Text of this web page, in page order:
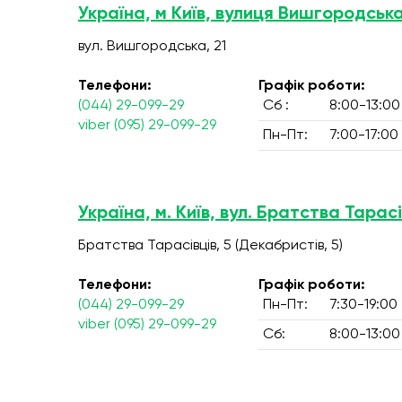
Україна, м Київ, вулиця
вул. Вишгородська, 21
Телефони:
(044) 29-099-29
viber (095) 29-099-29
Графік роботи:
Сб :
8:00-13:00
Пн-Пт: 7:00-17:00
Україна, м. Київ, вул. Братства
Братства Тарасівців, 5 (Декабристів, 5)
Телефони:
(044) 29-099-29
viber (095) 29-099-29
Графік роботи:
Пн-Пт:
7:30-19:00
Сб: 8:00-13:00